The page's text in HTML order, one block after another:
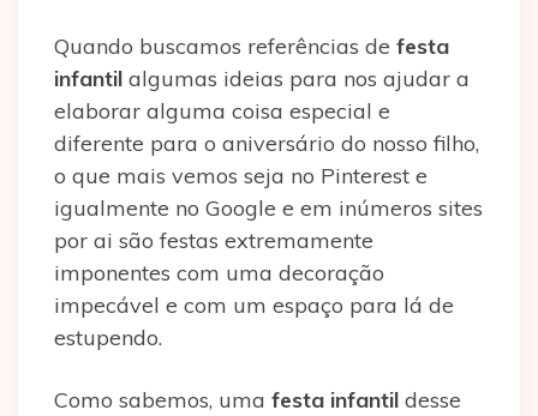
Quando buscamos referências de festa
infantil algumas ideias para nos ajudar a
elaborar alguma coisa especial e
diferente para o aniversário do nosso filho,
o que mais vemos seja no Pinterest e
igualmente no Google e em inúmeros sites
por ai são festas extremamente
imponentes com uma decoração
impecável e com um espaço para lá de
estupendo.
Como sabemos, uma festa infantil desse